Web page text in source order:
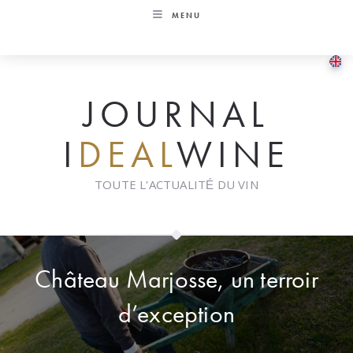
MENU
JOURNAL
I DEALWINE
TOUTE L'ACTUALITÉ DU VIN
Château Marjosse, un terroir
d’exception